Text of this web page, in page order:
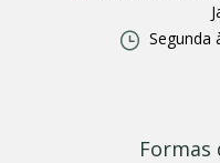
Segunda
Formas